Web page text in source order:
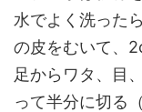
水でよく洗った
の皮をむいて、
足からワタ、目
って半分に切る